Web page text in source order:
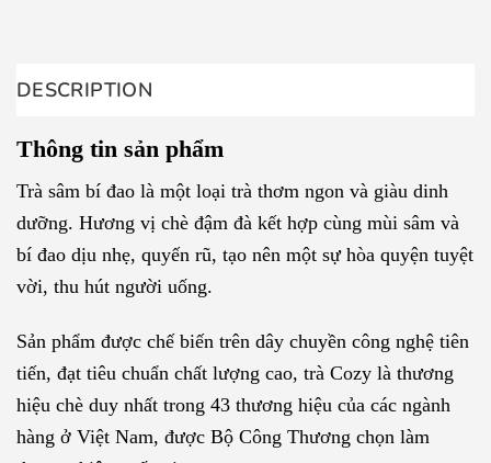
DESCRIPTION
Thông tin sản phẩm
Trà sâm bí đao là một loại trà thơm ngon và giàu dinh
dưỡng. Hương vị chè đậm đà kết hợp cùng mùi sâm và
bí đao dịu nhẹ, quyến rũ, tạo nên một sự hòa quyện tuyệt
vời, thu hút người uống.
Sản phẩm được chế biến trên dây chuyền công nghệ tiên
tiến, đạt tiêu chuẩn chất lượng cao, trà Cozy là thương
hiệu chè duy nhất trong 43 thương hiệu của các ngành
hàng ở Việt Nam, được Bộ Công Thương chọn làm